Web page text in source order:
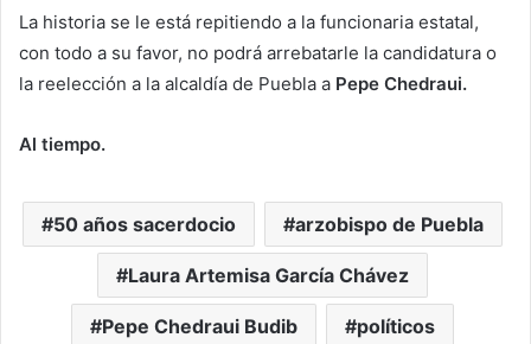
La historia se le está repitiendo a la funcionaria estatal,
con todo a su favor, no podrá arrebatarle la candidatura o
la reelección a la alcaldía de Puebla a Pepe Chedraui.
Al tiempo.
50 años sacerdocio arzobispo de Puebla
Laura Artemisa García Chávez
Pepe Chedraui Budib políticos